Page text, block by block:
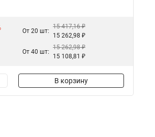
От 20 шт:
15 417,16 ₽
15 262,98 ₽
От 40 шт:
15 262,98 ₽
15 108,81 ₽
В корзину